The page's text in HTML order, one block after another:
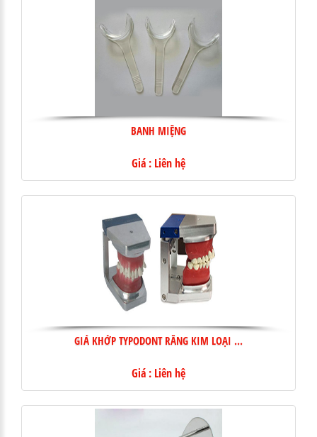
BANH MIỆNG
Giá : Liên hệ
GIÁ KHỚP TYPODONT RĂNG KIM LOẠI ...
Giá : Liên hệ